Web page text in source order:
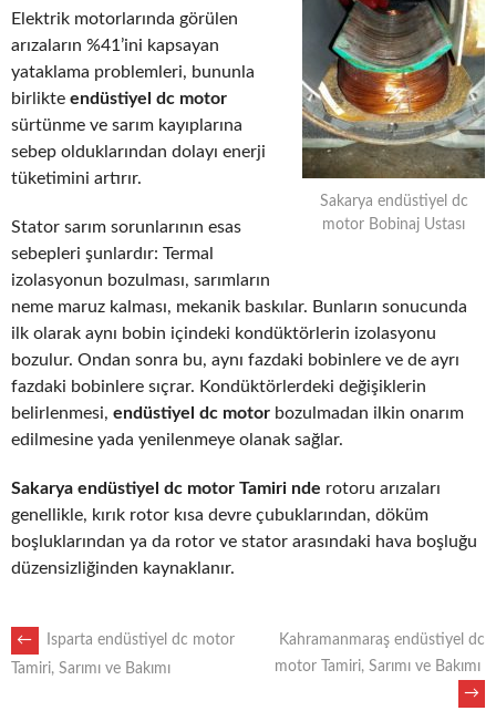
Sakarya endüstiyel dc
motor Bobinaj Ustası
Elektrik motorlarında görülen
arızaların %41’ini kapsayan
yataklama problemleri, bununla
birlikte endüstiyel dc motor
sürtünme ve sarım kayıplarına
sebep olduklarından dolayı enerji
tüketimini artırır.
Stator sarım sorunlarının esas
sebepleri şunlardır: Termal
izolasyonun bozulması, sarımların
neme maruz kalması, mekanik baskılar. Bunların sonucunda
ilk olarak aynı bobin içindeki kondüktörlerin izolasyonu
bozulur. Ondan sonra bu, aynı fazdaki bobinlere ve de ayrı
fazdaki bobinlere sıçrar. Kondüktörlerdeki değişiklerin
belirlenmesi, endüstiyel dc motor bozulmadan ilkin onarım
edilmesine yada yenilenmeye olanak sağlar.
Sakarya endüstiyel dc motor Tamiri nde rotoru arızaları
genellikle, kırık rotor kısa devre çubuklarından, döküm
boşluklarından ya da rotor ve stator arasındaki hava boşluğu
düzensizliğinden kaynaklanır.
POST
←
Isparta endüstiyel dc motor
Tamiri, Sarımı ve Bakımı
Kahramanmaraş endüstiyel dc
motor Tamiri, Sarımı ve Bakımı
→